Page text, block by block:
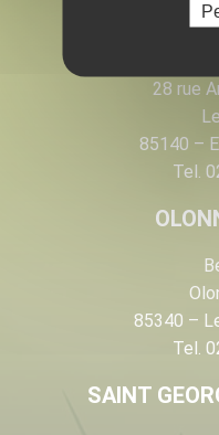
28 rue
85140 –
Tel.
85340 –
Tel.
SAINT